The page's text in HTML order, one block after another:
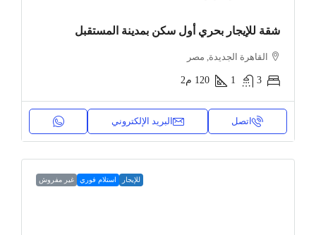
شقة للإيجار بحري أول سكن بمدينة المستقبل
القاهرة الجديدة, مصر
3
1
120 م2
اتصل البريد الإلكتروني
للإيجار استلام فوري غير مفروش